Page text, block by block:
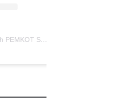
Sebuah kiriman dibagikan oleh PEMKOT SUKABUMI (@pemkotsukabumi_)